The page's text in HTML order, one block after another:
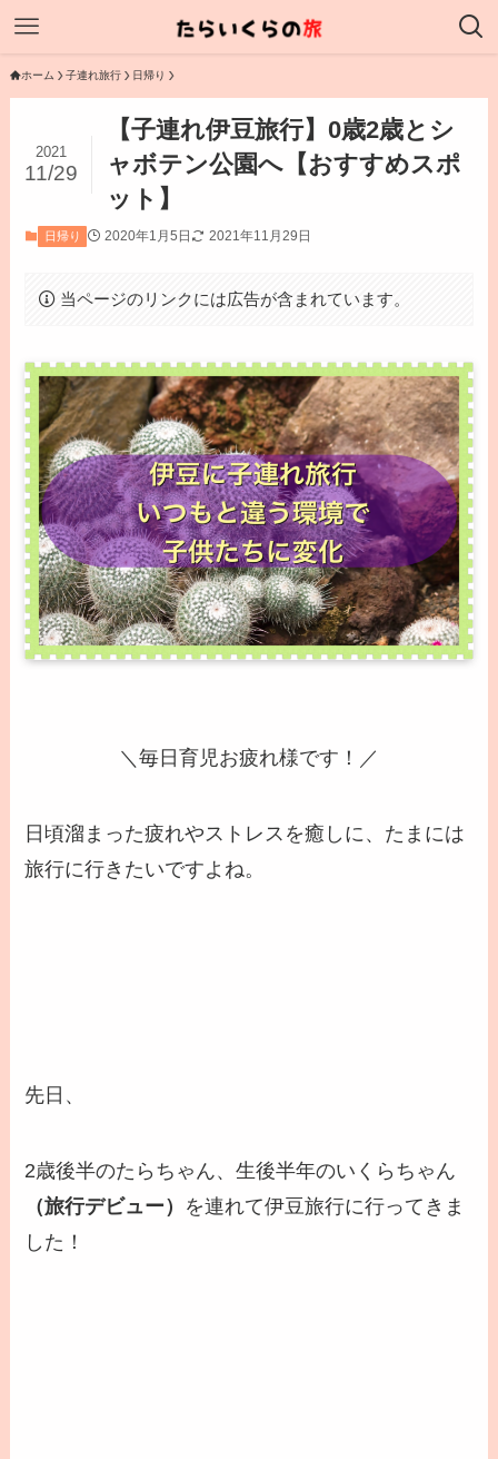
ホーム 子連れ旅行 日帰り
【子連れ伊豆旅行】0歳2歳とシ
ャボテン公園へ【おすすめスポ
ット】
2021
11/29
日帰り 2020年1月5日 2021年11月29日
当ページのリンクには広告が含まれています。
＼毎日育児お疲れ様です！／
日頃溜まった疲れやストレスを癒しに、たまには
旅行に行きたいですよね。
先日、
2歳後半のたらちゃん、生後半年のいくらちゃん
（旅行デビュー） を連れて伊豆旅行に行ってきま
した！